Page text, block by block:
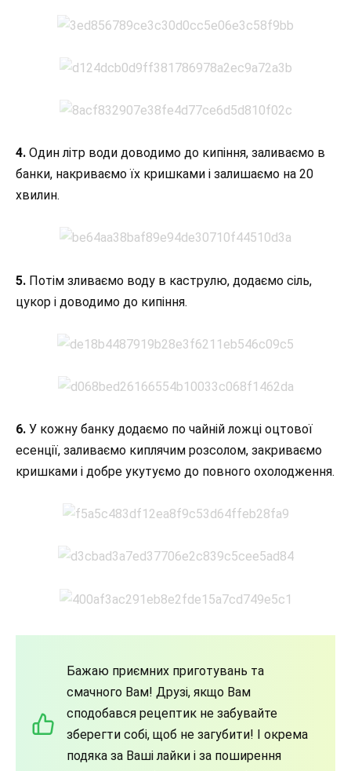
4. Один літр води доводимо до кипіння, заливаємо в
банки, накриваємо їх кришками і залишаємо на 20
хвилин.
5. Потім зливаємо воду в каструлю, додаємо сіль,
цукор і доводимо до кипіння.
6. У кожну банку додаємо по чайній ложці оцтової
есенції, заливаємо киплячим розсолом, закриваємо
кришками і добре укутуємо до повного охолодження.
Бажаю приємних приготувань та
смачного Вам! Друзі, якщо Вам
сподобався рецептик не забувайте
зберегти собі, щоб не загубити! І окрема
подяка за Ваші лайки і за поширення